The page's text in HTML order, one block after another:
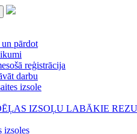
pārdot
reģistrācija
darbu
izsole
IZSOĻU LABĀKIE
izsoles